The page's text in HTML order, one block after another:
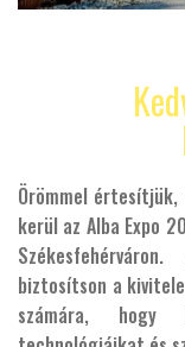
Örömmel
kerül az Alba Expo
biztosítson a
számára, hogy